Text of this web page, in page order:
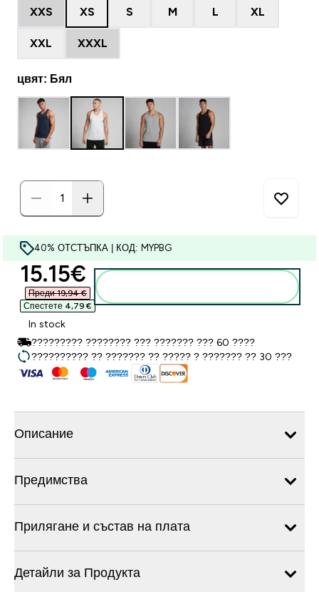
XXS XS S M L XL
XXL XXXL
цвят: Бял
40% ОТСТЪПКА | КОД: MYPBG
discounted price
15.15€‎
Преди 19,94 €‎
Спестете 4,79 €‎
In stock
????????? ???????? ??? ??????? ??? 60 ????
?????????? ?? ??????? ?? ????? ? ??????? ?? 30 ???
Описание
Предимства
Прилягане и състав на плата
Детайли за Продукта